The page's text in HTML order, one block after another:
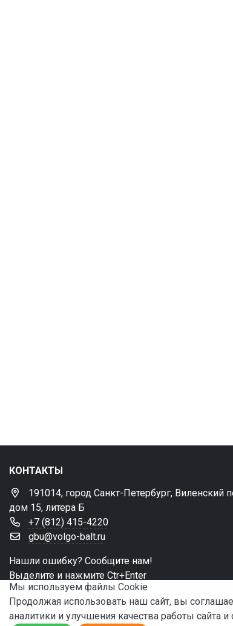
КОНТАКТЫ
191014, город Санкт-Петербург, Виленский
дом 15, литера Б
+7 (812) 415-4220
gbu@volgo-balt.ru
Нашли ошибку? Сообщите нам!
Выделите и нажмите Ctr+Enter
Мы используем файлы Сookie
Продолжая использовать наш сайт, вы
аналитики и улучшения качества работы сайта